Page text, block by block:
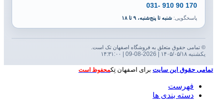
170 90 910 -031
پاسخگویی: شنبه تا پنج‌شنبه، ۹ تا ۱۸
© تمامی حقوق متعلق به فروشگاه اصفهان تک است.
یکشنبه ۱۴۰۵/۰۵/۱۸ | 2026-08-09 | ۱۴:۳۱:۰۰
تمامی حقوق این سایت برای اصفهان تِکمحفوظ است
فهرست
دسته بندی ها